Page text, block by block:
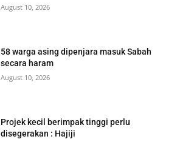
August 10, 2026
58 warga asing dipenjara masuk Sabah
secara haram
August 10, 2026
Projek kecil berimpak tinggi perlu
disegerakan : Hajiji